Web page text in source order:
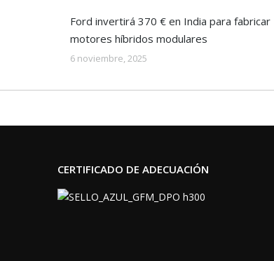
Ford invertirá 370 € en India para fabricar
motores híbridos modulares
6 noviembre, 2025
CERTIFICADO DE ADECUACIÓN